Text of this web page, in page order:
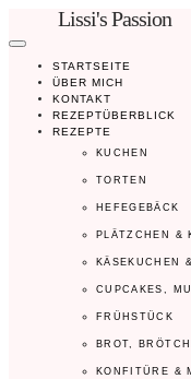
Lissi's Passion
STARTSEITE
ÜBER MICH
KONTAKT
REZEPTÜBERBLICK
REZEPTE
KUCHEN
TORTEN
HEFEGEBÄCK
PLÄTZCHEN &
KÄSEKUCHEN
CUPCAKES,
FRÜHSTÜCK
BROT,
KONFITÜRE &